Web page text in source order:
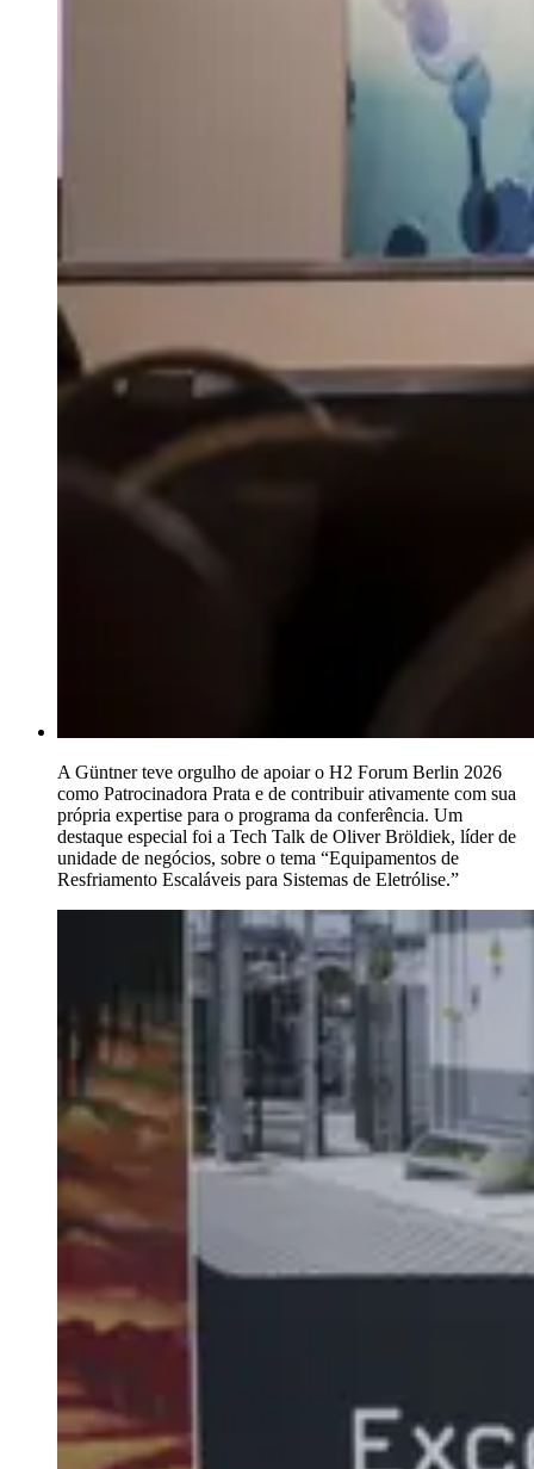
A Güntner teve orgulho de apoiar o H2 Forum Berlin 2026
como Patrocinadora Prata e de contribuir ativamente com sua
própria expertise para o programa da conferência. Um
destaque especial foi a Tech Talk de Oliver Bröldiek, líder de
unidade de negócios, sobre o tema “Equipamentos de
Resfriamento Escaláveis para Sistemas de Eletrólise.”